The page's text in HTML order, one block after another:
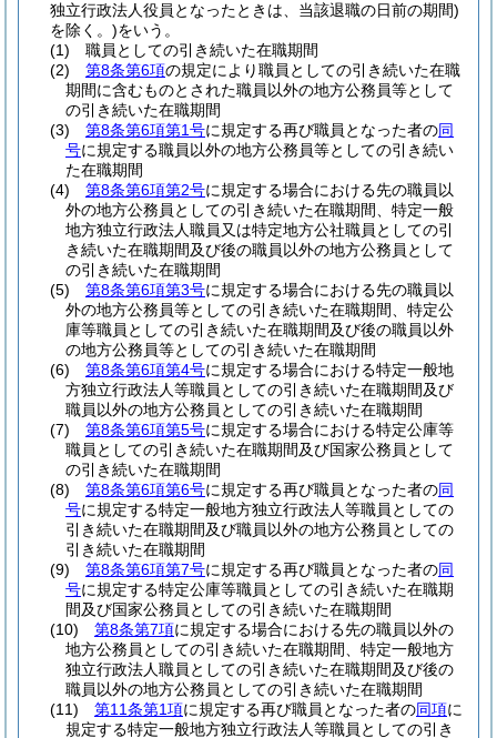
独立行政法人役員となったときは、当該退職の日前の期間)
を除く。)をいう。
(1)
職員としての引き続いた在職期間
(2)
第8条第6項の規定により職員としての引き続いた在職
期間に含むものとされた職員以外の地方公務員等として
の引き続いた在職期間
(3)
第8条第6項第1号に規定する再び職員となった者の同
号に規定する職員以外の地方公務員等としての引き続い
た在職期間
(4)
第8条第6項第2号に規定する場合における先の職員以
外の地方公務員としての引き続いた在職期間、特定一般
地方独立行政法人職員又は特定地方公社職員としての引
き続いた在職期間及び後の職員以外の地方公務員として
の引き続いた在職期間
(5)
第8条第6項第3号に規定する場合における先の職員以
外の地方公務員等としての引き続いた在職期間、特定公
庫等職員としての引き続いた在職期間及び後の職員以外
の地方公務員等としての引き続いた在職期間
(6)
第8条第6項第4号に規定する場合における特定一般地
方独立行政法人等職員としての引き続いた在職期間及び
職員以外の地方公務員としての引き続いた在職期間
(7)
第8条第6項第5号に規定する場合における特定公庫等
職員としての引き続いた在職期間及び国家公務員として
の引き続いた在職期間
(8)
第8条第6項第6号に規定する再び職員となった者の同
号に規定する特定一般地方独立行政法人等職員としての
引き続いた在職期間及び職員以外の地方公務員としての
引き続いた在職期間
(9)
第8条第6項第7号に規定する再び職員となった者の同
号に規定する特定公庫等職員としての引き続いた在職期
間及び国家公務員としての引き続いた在職期間
(10)
第8条第7項に規定する場合における先の職員以外の
地方公務員としての引き続いた在職期間、特定一般地方
独立行政法人職員としての引き続いた在職期間及び後の
職員以外の地方公務員としての引き続いた在職期間
(11)
第11条第1項に規定する再び職員となった者の同項に
規定する特定一般地方独立行政法人等職員としての引き